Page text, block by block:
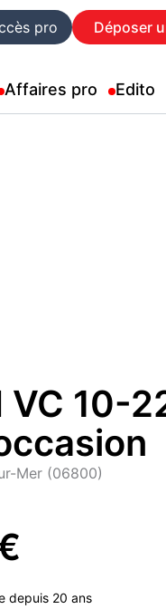
pro Déposer
Affaires pro Edito
VC 10-
Mer (06800)
depuis 20 ans